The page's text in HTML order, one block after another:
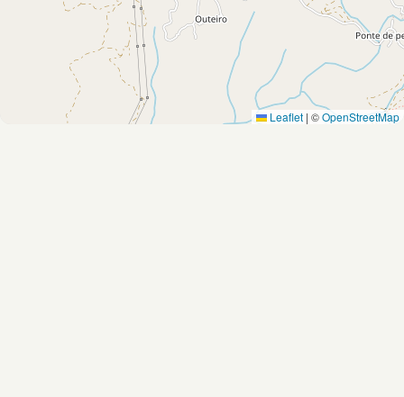
Leaflet | ©OpenStreetMap